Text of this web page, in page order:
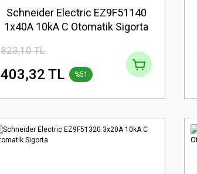
Schneider Electric EZ9F51140
1x40A 10kA C Otomatik Sigorta
823,10 TL
403,32 TL %51